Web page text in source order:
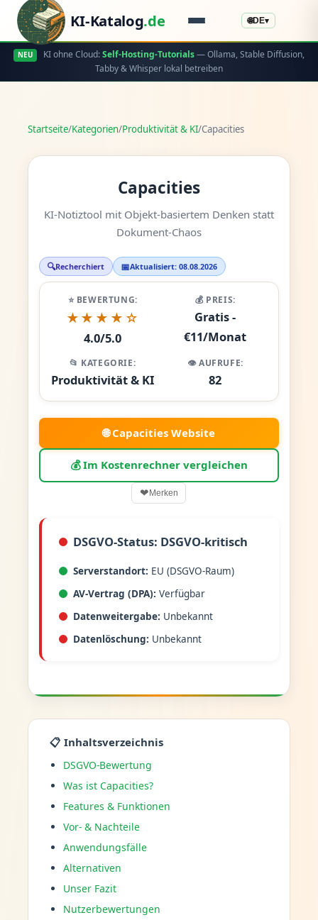
KI-Katalog.de 🌐DE▾
NEU KI ohne Cloud:Self-Hosting-Tutorials— Ollama, Stable Diffusion,
Tabby & Whisper lokal betreiben
Startseite/Kategorien/Produktivität & KI/Capacities
Capacities
KI-Notiztool mit Objekt-basiertem Denken statt
Dokument-Chaos
🔍Recherchiert 📅Aktualisiert: 08.08.2026
⭐ BEWERTUNG:
★★★★☆
4.0/5.0
💰 PREIS:
Gratis -
€11/Monat
📂 KATEGORIE:
Produktivität & KI
👁️ AUFRUFE:
82
🌐 Capacities Website
💰 Im Kostenrechner vergleichen
❤Merken
DSGVO-Status: DSGVO-kritisch
Serverstandort: EU (DSGVO-Raum)
AV-Vertrag (DPA): Verfügbar
Datenweitergabe: Unbekannt
Datenlöschung: Unbekannt
📋 Inhaltsverzeichnis
DSGVO-Bewertung
Was ist Capacities?
Features & Funktionen
Vor- & Nachteile
Anwendungsfälle
Alternativen
Unser Fazit
Nutzerbewertungen